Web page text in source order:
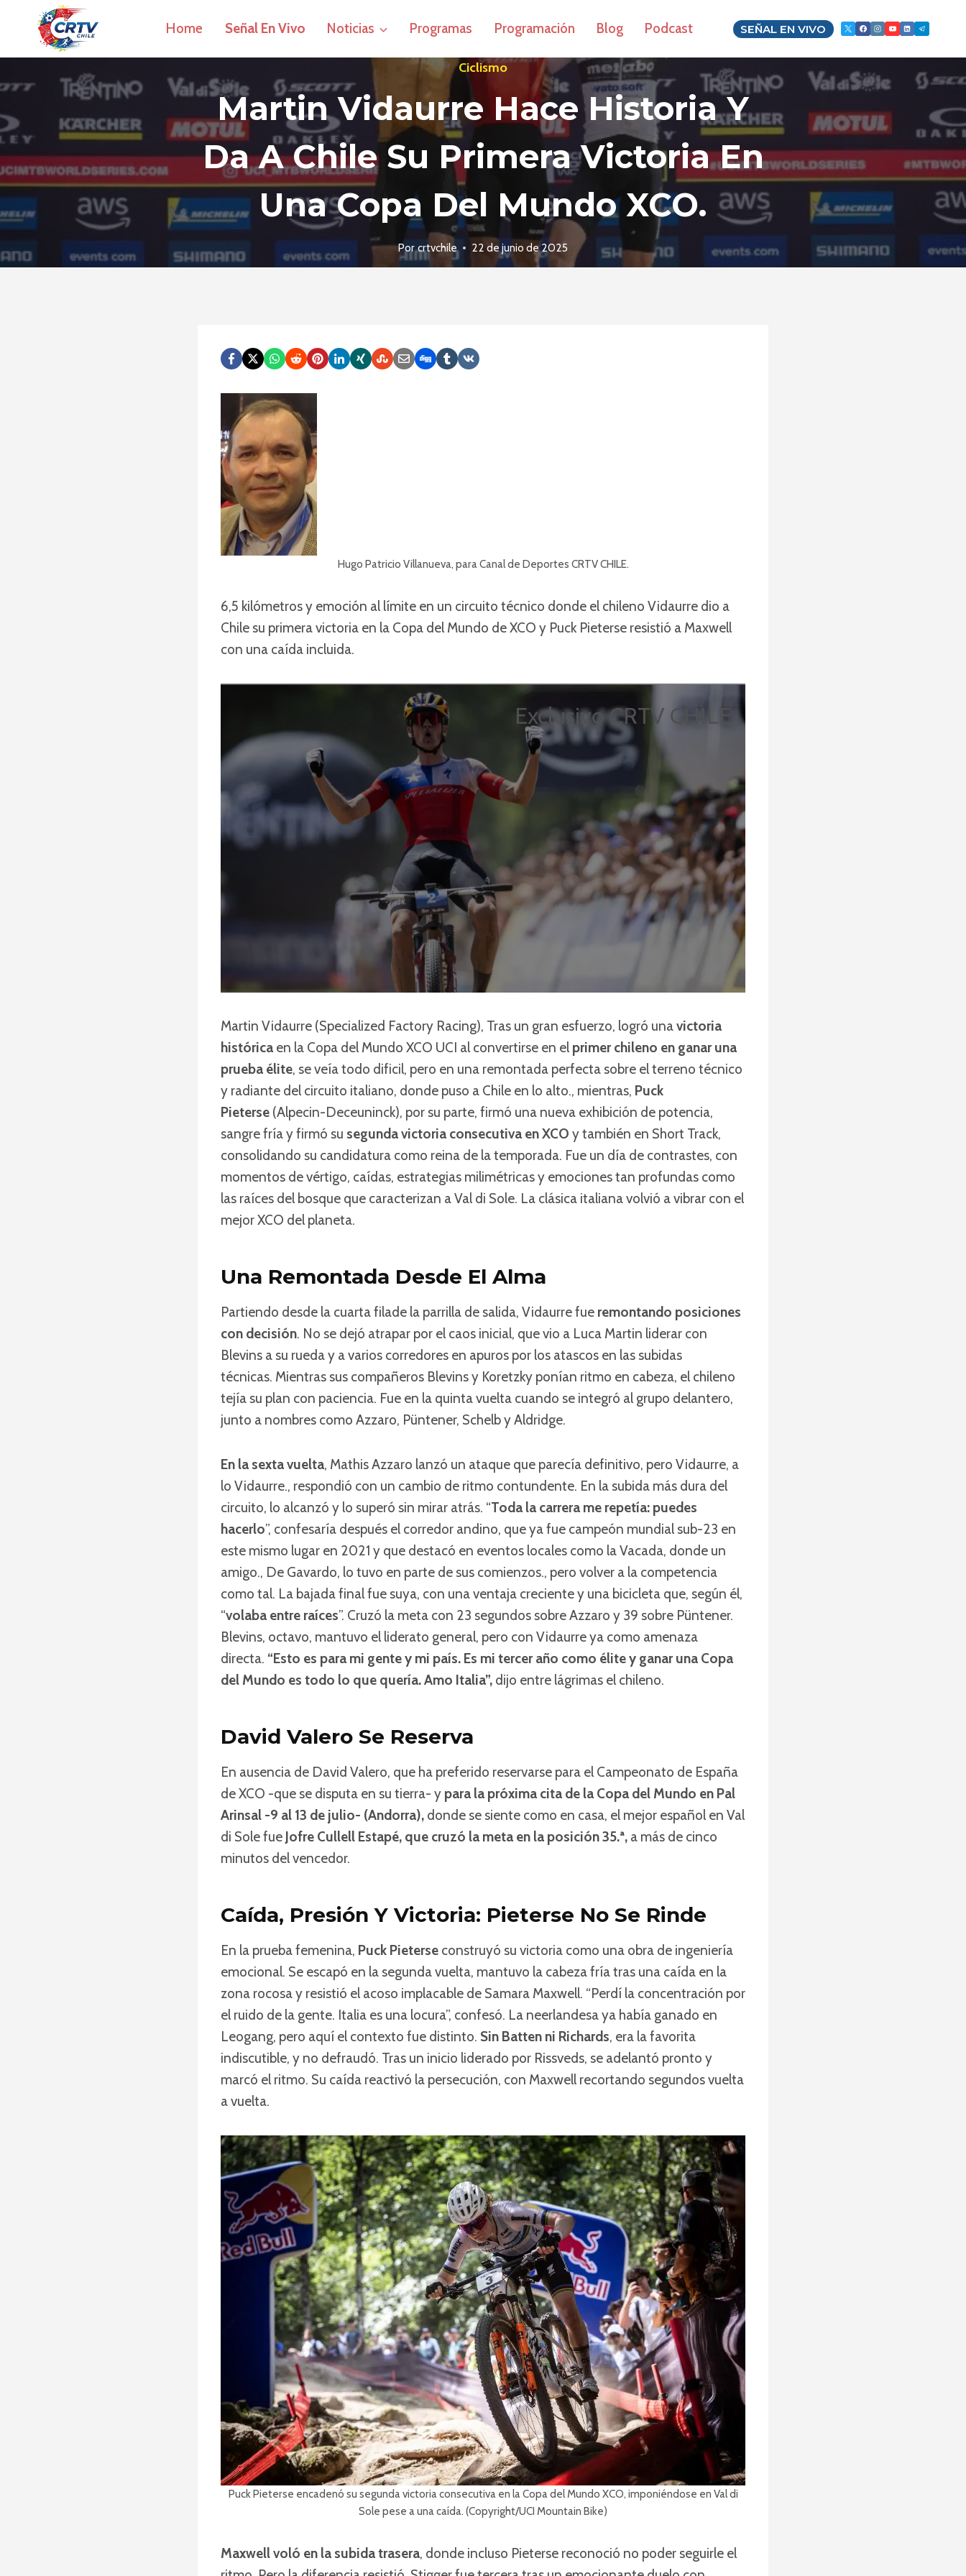
contenido
Home Señal En Vivo Noticias Programas Programación Blog Podcast SEÑAL EN VIVO
Ciclismo
Martin Vidaurre Hace Historia Y
Da A Chile Su Primera Victoria En
Una Copa Del Mundo XCO.
Porcrtvchile 22 de junio de 2025
Hugo Patricio Villanueva, para Canal de Deportes CRTV CHILE.
6,5 kilómetros y emoción al límite en un circuito técnico donde el chileno Vidaurre dio a
Chile su primera victoria en la Copa del Mundo de XCO y Puck Pieterse resistió a Maxwell
con una caída incluida.
Exclusivo CRTV CHILE
Martin Vidaurre (Specialized Factory Racing), Tras un gran esfuerzo, logró unavictoria
histórica en la Copa del Mundo XCO UCI al convertirse en el primer chileno en ganar una
prueba élite, se veía todo dificil, pero en una remontada perfecta sobre el terreno técnico
y radiante del circuito italiano, donde puso a Chile en lo alto., mientras, Puck
Pieterse (Alpecin-Deceuninck), por su parte, firmó una nueva exhibición de potencia,
sangre fría y firmó su segunda victoria consecutiva en XCO y también en Short Track,
consolidando su candidatura como reina de la temporada. Fue un día de contrastes, con
momentos de vértigo, caídas, estrategias milimétricas y emociones tan profundas como
las raíces del bosque que caracterizan a Val di Sole. La clásica italiana volvió a vibrar con el
mejor XCO del planeta.
Una Remontada Desde El Alma
Partiendo desde la cuarta filade la parrilla de salida, Vidaurre fue remontando posiciones
con decisión. No se dejó atrapar por el caos inicial, que vio a Luca Martin liderar con
Blevins a su rueda y a varios corredores en apuros por los atascos en las subidas
técnicas. Mientras sus compañeros Blevins y Koretzky ponían ritmo en cabeza, el chileno
tejía su plan con paciencia. Fue en la quinta vuelta cuando se integró al grupo delantero,
junto a nombres como Azzaro, Püntener, Schelb y Aldridge.
En la sexta vuelta, Mathis Azzaro lanzó un ataque que parecía definitivo, pero Vidaurre, a
lo Vidaurre., respondió con un cambio de ritmo contundente. En la subida más dura del
circuito, lo alcanzó y lo superó sin mirar atrás. “Toda la carrera me repetía: puedes
hacerlo”, confesaría después el corredor andino, que ya fue campeón mundial sub-23 en
este mismo lugar en 2021 y que destacó en eventos locales como la Vacada, donde un
amigo., De Gavardo, lo tuvo en parte de sus comienzos., pero volver a la competencia
como tal. La bajada final fue suya, con una ventaja creciente y una bicicleta que, según él,
“volaba entre raíces”. Cruzó la meta con 23 segundos sobre Azzaro y 39 sobre Püntener.
Blevins, octavo, mantuvo el liderato general, pero con Vidaurre ya como amenaza
directa. “Esto es para mi gente y mi país. Es mi tercer año como élite y ganar una Copa
del Mundo es todo lo que quería. Amo Italia”, dijo entre lágrimas el chileno.
David Valero Se Reserva
En ausencia de David Valero, que ha preferido reservarse para el Campeonato de España
de XCO -que se disputa en su tierra- y para la próxima cita de la Copa del Mundo en Pal
Arinsal -9 al 13 de julio- (Andorra), donde se siente como en casa, el mejor español en Val
di Sole fue Jofre Cullell Estapé, que cruzó la meta en la posición 35.ª, a más de cinco
minutos del vencedor.
Caída, Presión Y Victoria: Pieterse No Se Rinde
En la prueba femenina, Puck Pieterse construyó su victoria como una obra de ingeniería
emocional. Se escapó en la segunda vuelta, mantuvo la cabeza fría tras una caída en la
zona rocosa y resistió el acoso implacable de Samara Maxwell. “Perdí la concentración por
el ruido de la gente. Italia es una locura”, confesó. La neerlandesa ya había ganado en
Leogang, pero aquí el contexto fue distinto. Sin Batten ni Richards, era la favorita
indiscutible, y no defraudó. Tras un inicio liderado por Rissveds, se adelantó pronto y
marcó el ritmo. Su caída reactivó la persecución, con Maxwell recortando segundos vuelta
a vuelta.
Puck Pieterse encadenó su segunda victoria consecutiva en la Copa del Mundo XCO, imponiéndose en Val di
Sole pese a una caída. (Copyright/UCI Mountain Bike)
Maxwell voló en la subida trasera, donde incluso Pieterse reconoció no poder seguirle el